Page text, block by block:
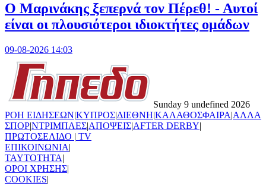
Ο Μαρινάκης ξεπερνά τον Πέρεθ! - Αυτοί
είναι οι πλουσιότεροι ιδιοκτήτες ομάδων
09-08-2026 14:03
Sunday 9 undefined 2026
ΡΟΗ ΕΙΔΗΣΕΩΝ|ΚΥΠΡΟΣ|ΔΙΕΘΝΗ|ΚΑΛΑΘΟΣΦΑΙΡΑ|ΑΛΛΑ
ΣΠΟΡ|ΝΤΡΙΜΠΛΕΣ|ΑΠΟΨΕΙΣ|AFTER DERBY|
ΠΡΩΤΟΣΕΛΙΔΟ | TV
ΕΠΙΚΟΙΝΩΝΙΑ|
TAYTOTHTA|
ΟΡΟΙ ΧΡΗΣΗΣ|
COOKIES|